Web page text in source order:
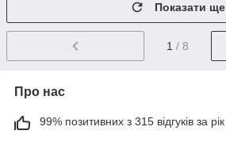
Показати ще
1 / 8
Про нас
99% позитивних з 315 відгуків за рік